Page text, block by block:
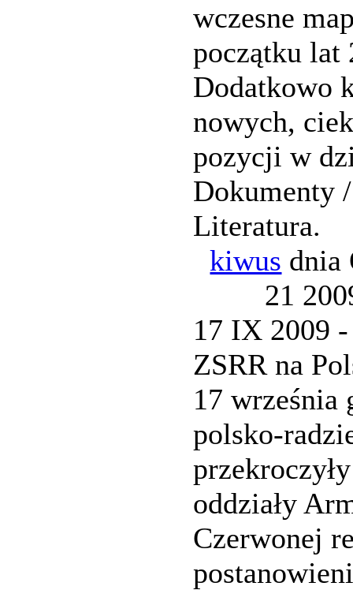
wczesne
początku lat
Dodatkowo
nowych,
pozycji w
Dokumenty /
Literatura.
kiwus dnia
21
17 IX 2009
ZSRR na
17 września
polsko-
przekroczyły
oddziały
Czerwonej